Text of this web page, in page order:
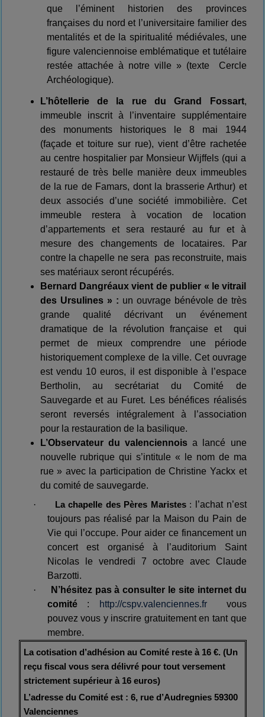
que l’éminent historien des provinces
françaises du nord et l’universitaire familier des
mentalités et de la spiritualité médiévales, une
figure valenciennoise emblématique et tutélaire
restée attachée à notre ville » (texte
Cercle
Archéologique).
L’hôtellerie de la rue du Grand Fossart,
immeuble inscrit à l’inventaire supplémentaire
des monuments historiques le 8 mai 1944
(façade et toiture sur rue), vient d’être rachetée
au centre hospitalier par Monsieur Wijffels (qui a
restauré de très belle manière deux immeubles
de la rue de Famars, dont la brasserie Arthur) et
deux associés d’une société immobilière. Cet
immeuble restera à vocation de location
d’appartements et sera restauré au fur et à
mesure des changements de locataires. Par
contre la chapelle ne sera
pas reconstruite, mais
ses matériaux seront récupérés.
Bernard Dangréaux vient de publier « le vitrail
des Ursulines » : un ouvrage bénévole de très
grande qualité décrivant un événement
dramatique de la révolution française et
qui
permet de mieux comprendre une période
historiquement complexe de la ville. Cet ouvrage
est vendu 10 euros, il est disponible à l’espace
Bertholin, au secrétariat du Comité de
Sauvegarde et au Furet. Les bénéfices réalisés
seront reversés intégralement à l’association
pour la restauration de la basilique.
L’Observateur du valenciennoisa lancé une
nouvelle rubrique qui s’intitule « le nom de ma
rue » avec la participation de Christine Yackx et
du comité de sauvegarde.
·
La chapelle des Pères Maristes :
l’achat n’est
toujours pas réalisé par la Maison du Pain de
Vie qui l’occupe. Pour aider ce financement un
concert est organisé à l’auditorium Saint
Nicolas le vendredi 7 octobre avec Claude
Barzotti.
·
N’hésitez pas à consulter le site internet du
comité : http://cspv.valenciennes.fr
vous
pouvez vous y inscrire gratuitement en tant que
membre.
La cotisation d’adhésion au Comité reste à 16 €. (Un
reçu fiscal vous sera délivré pour tout versement
strictement supérieur à 16 euros)
L’adresse du Comité est : 6, rue d’Audregnies 59300
Valenciennes